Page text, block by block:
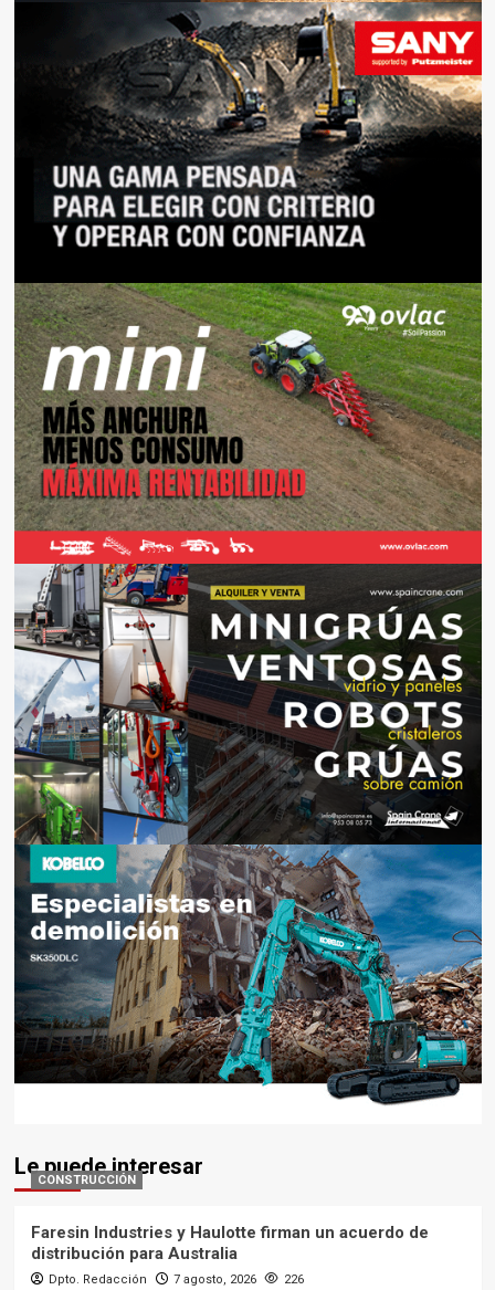
Le puede interesar
CONSTRUCCIÓN
Faresin Industries y Haulotte firman un acuerdo de
distribución para Australia
Dpto. Redacción 7 agosto, 2026 226